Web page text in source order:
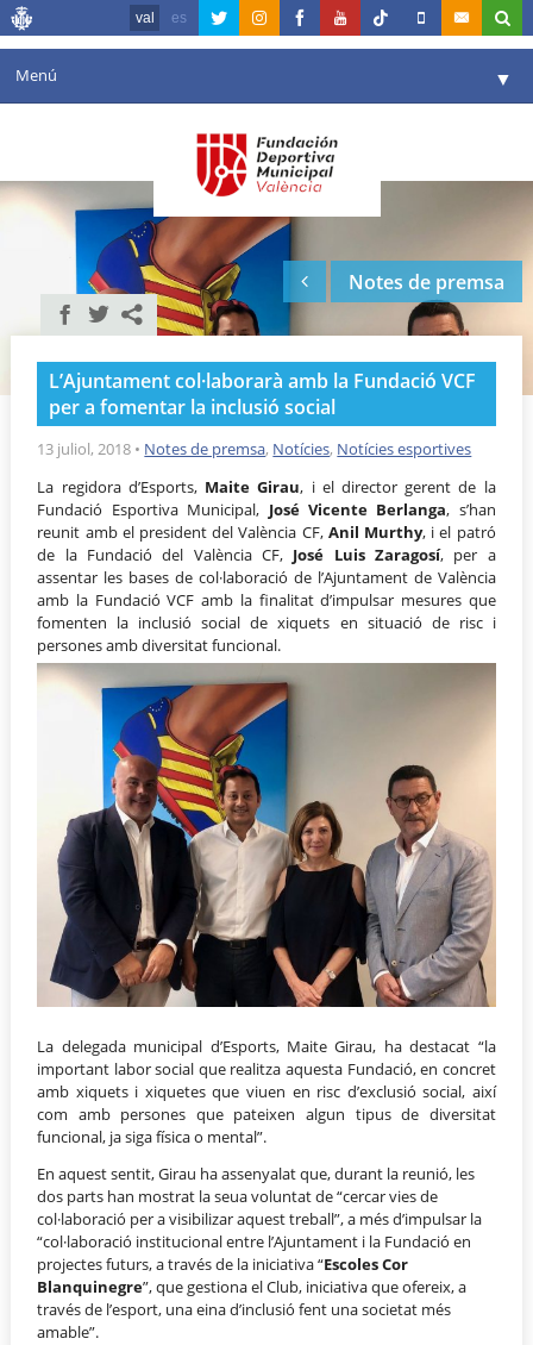
val es
Menú ▼
Agenda
Instal·lacions
Comunicació ▼
València en esport
Portal de Transparència
Reserves
Notes de premsa
L’Ajuntament col·laborarà amb la Fundació VCF
per a fomentar la inclusió social
13 juliol, 2018 • Notes de premsa, Notícies, Notícies esportives
La regidora d’Esports, Maite Girau, i el director gerent de la
Fundació Esportiva Municipal, José Vicente Berlanga, s’han
reunit amb el president del València CF, Anil Murthy, i el patró
de la Fundació del València CF, José Luis Zaragosí, per a
assentar les bases de col·laboració de l’Ajuntament de València
amb la Fundació VCF amb la finalitat d’impulsar mesures que
fomenten la inclusió social de xiquets en situació de risc i
persones amb diversitat funcional.
La delegada municipal d’Esports, Maite Girau, ha destacat “la
important labor social que realitza aquesta Fundació, en concret
amb xiquets i xiquetes que viuen en risc d’exclusió social, així
com amb persones que pateixen algun tipus de diversitat
funcional, ja siga física o mental”.
En aquest sentit, Girau ha assenyalat que, durant la reunió, les
dos parts han mostrat la seua voluntat de “cercar vies de
col·laboració per a visibilizar aquest treball”, a més d’impulsar la
“col·laboració institucional entre l’Ajuntament i la Fundació en
projectes futurs, a través de la iniciativa “Escoles Cor
Blanquinegre”, que gestiona el Club, iniciativa que ofereix, a
través de l’esport, una eina d’inclusió fent una societat més
amable”.